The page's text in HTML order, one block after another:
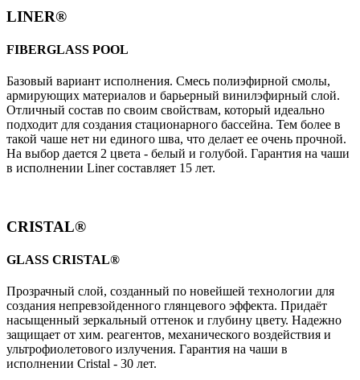
LINER®
FIBERGLASS POOL
Базовый вариант исполнения. Cмесь полиэфирной смолы,
армирующих материалов и барьерный винилэфирный слой.
Отличный состав по своим свойствам, который идеально
подходит для создания стационарного бассейна. Тем более в
такой чаше нет ни единого шва, что делает ее очень прочной.
На выбор дается 2 цвета - белый и голубой. Гарантия на чаши
в исполнении Liner составляет 15 лет.
CRISTAL®
GLASS CRISTAL®
Прозрачный слой, созданный по новейшей технологии для
создания непревзойденного глянцевого эффекта. Придаёт
насыщенный зеркальный оттенок и глубину цвету. Надежно
защищает от хим. реагентов, механического воздействия и
ультрофиолетового излучения. Гарантия на чаши в
исполнении Cristal - 30 лет.